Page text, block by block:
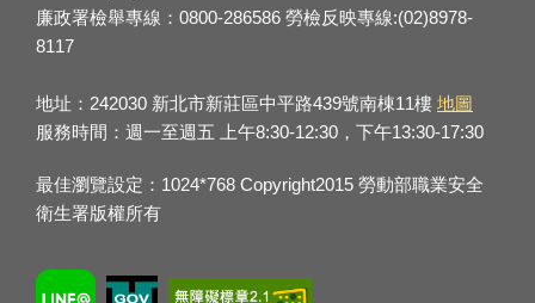
廉政署檢舉專線：0800-286586 勞檢反映專線:(02)8978-
8117
地址：242030 新北市新莊區中平路439號南棟11樓 地圖
服務時間：週一至週五 上午8:30-12:30，下午13:30-17:30
最佳瀏覽設定：1024*768 Copyright2015 勞動部職業安全
衛生署版權所有